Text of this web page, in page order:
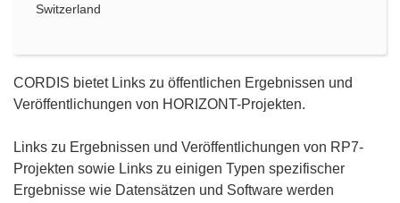
Switzerland
CORDIS bietet Links zu öffentlichen Ergebnissen und
Veröffentlichungen von HORIZONT-Projekten.
Links zu Ergebnissen und Veröffentlichungen von RP7-
Projekten sowie Links zu einigen Typen spezifischer
Ergebnisse wie Datensätzen und Software werden